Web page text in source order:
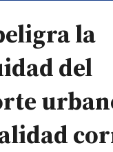
la
del